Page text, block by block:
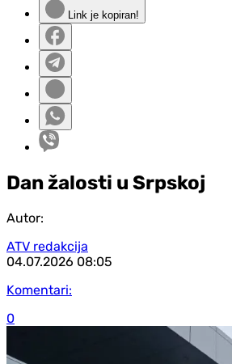
Link je kopiran!
Dan žalosti u Srpskoj
Autor:
ATV redakcija
04.07.2026 08:05
Komentari:
0